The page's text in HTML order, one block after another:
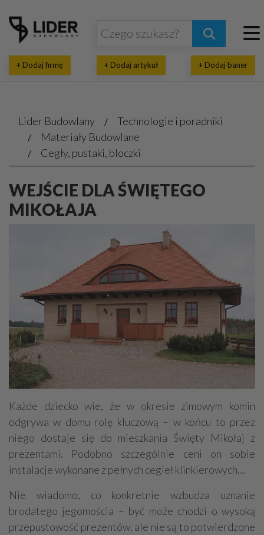
+ Dodaj firmę + Dodaj artykuł + Dodaj baner
Lider Budowlany
Technologie i poradniki
Materiały Budowlane
Cegły, pustaki, bloczki
WEJŚCIE DLA ŚWIĘTEGO
MIKOŁAJA
Każde dziecko wie, że w okresie zimowym komin
odgrywa w domu rolę kluczową – w końcu to przez
niego dostaje się do mieszkania Święty Mikołaj z
prezentami. Podobno szczególnie ceni on sobie
instalacje wykonane z pełnych cegieł klinkierowych…
Nie wiadomo, co konkretnie wzbudza uznanie
brodatego jegomościa – być może chodzi o wysoką
przepustowość prezentów, ale nie są to potwierdzone